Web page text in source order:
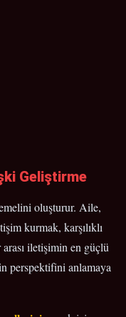
Geliştirme
oluşturur. Aile,
kurmak, karşılıklı
iletişimin en güçlü
perspektifini anlamaya